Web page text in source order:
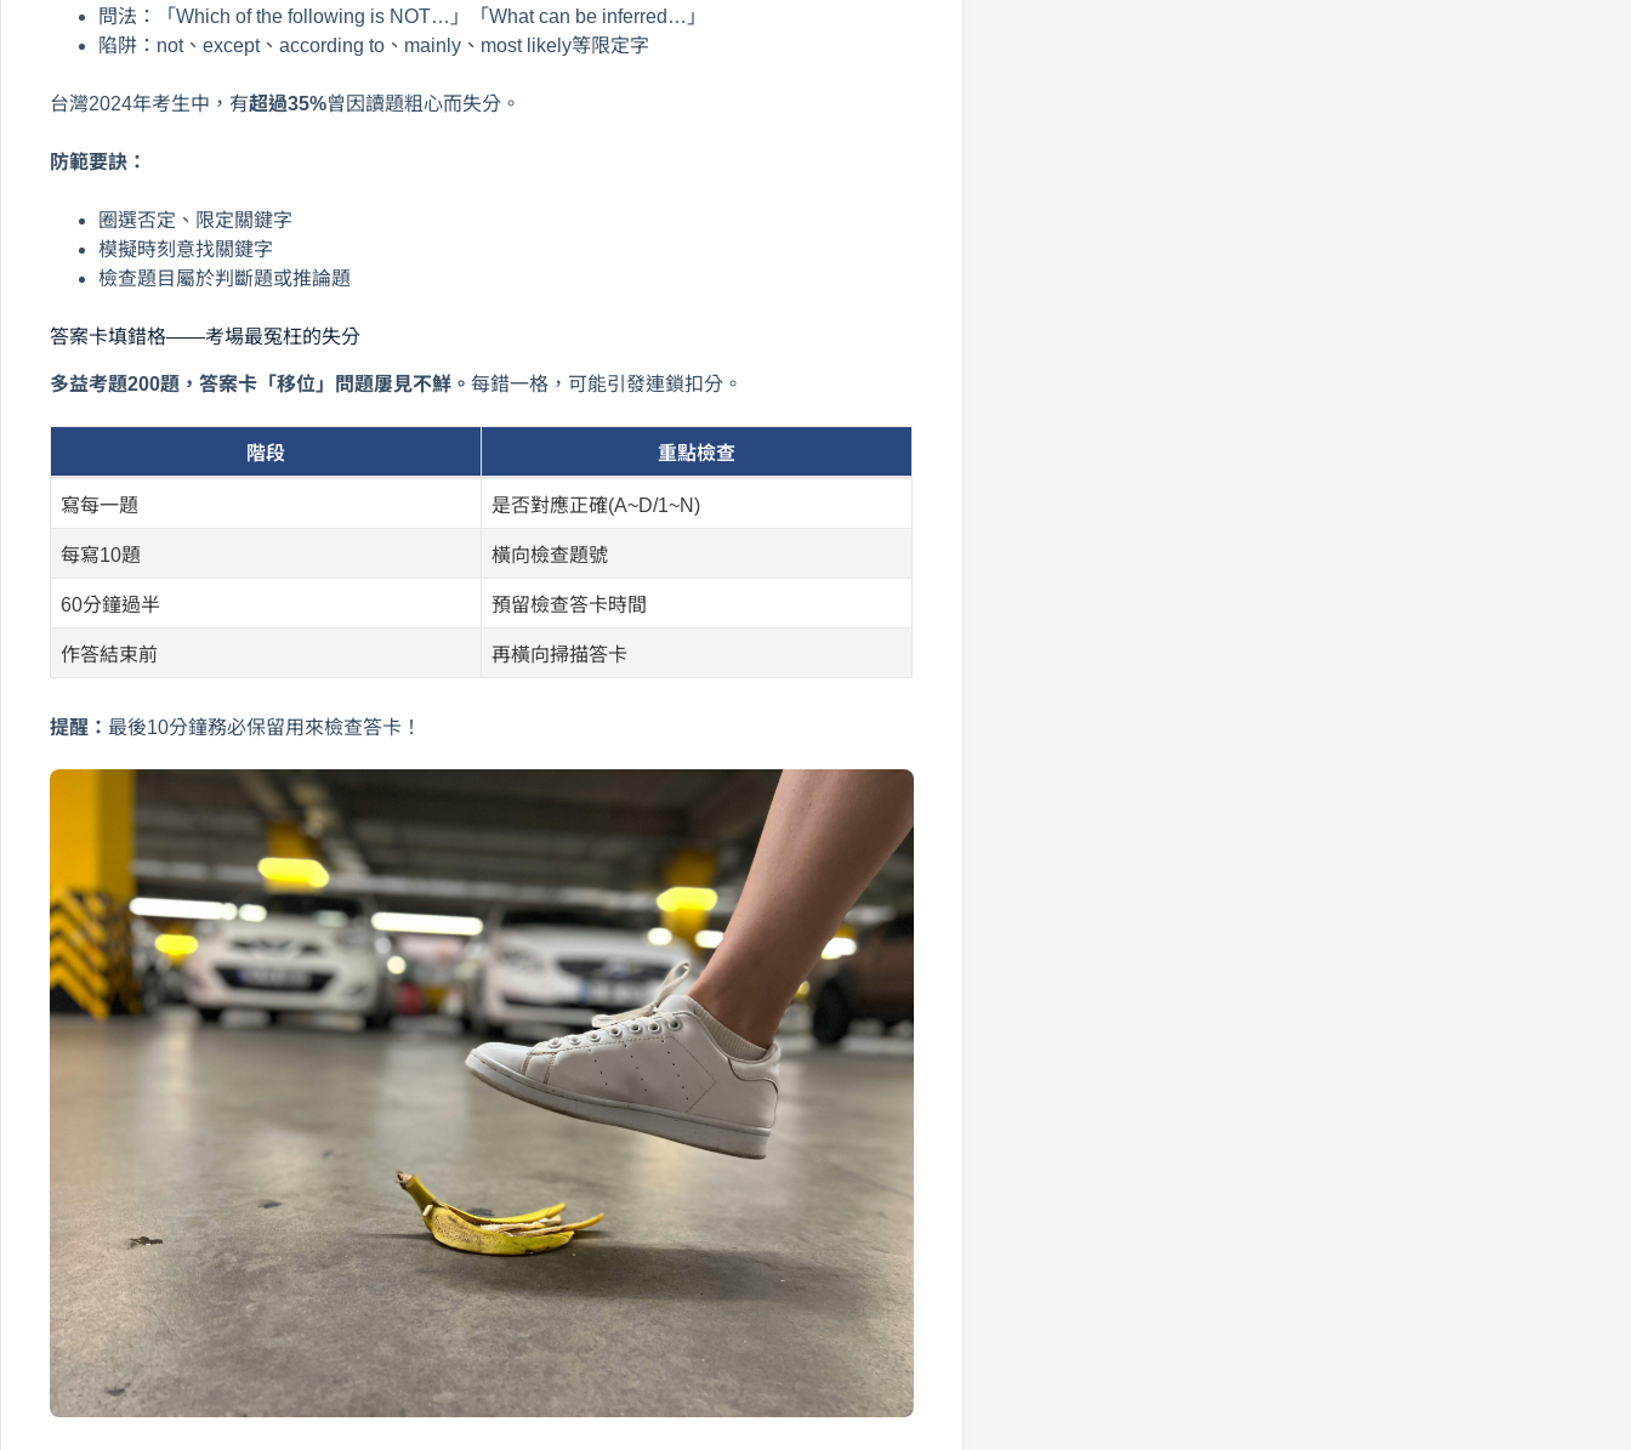
問法：「Which of the following is NOT…」「What can be inferred…」
陷阱：not、except、according to、mainly、most likely等限定字
台灣2024年考生中，有超過35%曾因讀題粗心而失分。
防範要訣：
圈選否定、限定關鍵字
模擬時刻意找關鍵字
檢查題目屬於判斷題或推論題
答案卡填錯格——考場最冤枉的失分
多益考題200題，答案卡「移位」問題屢見不鮮。 每錯一格，可能引發連鎖扣分。
階段 重點檢查
寫每一題 是否對應正確(A~D/1~N)
每寫10題 橫向檢查題號
60分鐘過半 預留檢查答卡時間
作答結束前 再橫向掃描答卡
提醒： 最後10分鐘務必保留用來檢查答卡！